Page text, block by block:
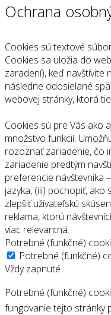
Ochrana
Cookies sú textové
Cookies sa uložia do
zaradení), keď navštívite
následne odosielané
webovej stránky, ktorá
Cookies sú pre Vás ako
množstvo funkcií.
rozoznať zariadenie, čo
zariadenie predtým
preferencie návštevníka
jazyka, (iii) pochopiť, ako
zlepšiť užívateľskú
reklama, ktorú
viac relevantná.
Potrebné (funkčné)
Potrebné (funkčné)
Vždy zapnuté
Potrebné (funkčné)
fungovanie tejto stránky